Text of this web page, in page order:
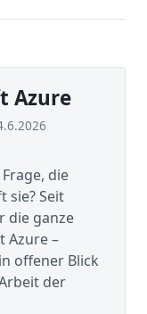
Azure
die
sie? Seit
die ganze
Azure –
offener Blick
der